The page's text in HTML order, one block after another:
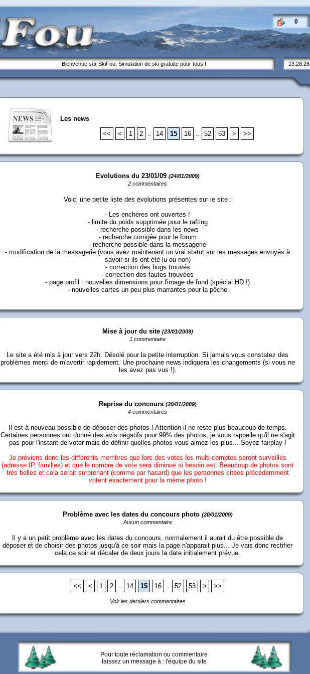
0
Bienvenue sur SkiFou, Simulation de ski gratuite pour tous ! 13:28:29
Les news
<<
< 1 2 .. 14 15 16 .. 52 53 > >>
Evolutions du 23/01/09 (24/01/2009)
2 commentaires
Voici une petite liste des évolutions présentes sur le site :
- Les enchères ont ouvertes !
- limite du poids supprimée pour le rafting
- recherche possible dans les news
- recherche corrigée pour le forum
- recherche possible dans la messagerie
- modification de la messagerie (vous avez maintenant un vrai statut sur les messages envoyés à
savoir si ils ont été lu ou non)
- correction des bugs trouvés
- correction des fautes trouvées
- page profil : nouvelles dimensions pour l'image de fond (spécial HD !)
- nouvelles cartes un peu plus marrantes pour la pêche
Mise à jour du site (23/01/2009)
1 commentaire
Le site a été mis à jour vers 22h. Désolé pour la petite interruption. Si jamais vous constatez des
problèmes merci de m'avertir rapidement. Une prochaine news indiquera les changements (si vous ne
les avez pas vus !).
Reprise du concours (20/01/2009)
4 commentaires
Il est à nouveau possible de déposer des photos ! Attention il ne reste plus beaucoup de temps.
Certaines personnes ont donné des avis négatifs pour 99% des photos, je vous rappelle qu'il ne s'agit
pas pour l'instant de voter mais de définir quelles photos vous aimez les plus... Soyez fairplay !
Je préviens donc les différents membres que lors des votes les multi-comptes seront surveillés
(adresse IP, familles) et que le nombre de vote sera diminué si besoin est. Beaucoup de photos sont
très belles et cela serait surprenant (comme par hasard) que les personnes citées précédemment
votent exactement pour la même photo !
Problème avec les dates du concours photo (20/01/2009)
Aucun commentaire
Il y a un petit problème avec les dates du concours, normalement il aurait du être possible de
déposer et de choisir des photos jusqu'à ce soir mais la page n'apparait plus... Je vais donc rectifier
cela ce soir et décaler de deux jours la date initialement prévue.
<< < 1 2 .. 14 15 16 .. 52 53 > >>
Voir les derniers commentaires
Pour toute réclamation ou commentaire
laissez un message à : l'équipe du site